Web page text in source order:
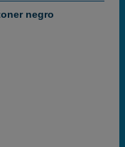
negro